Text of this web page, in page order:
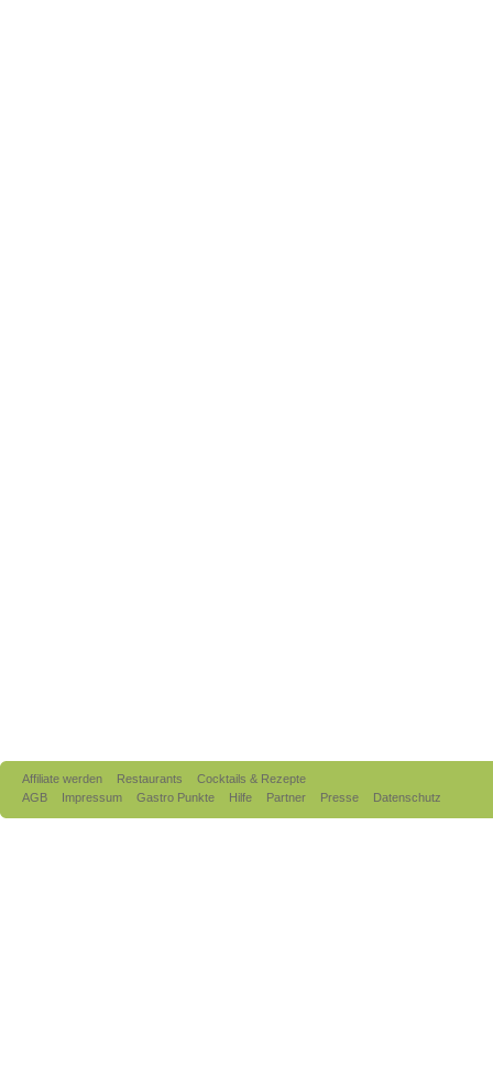
Affiliate werden Restaurants
Cocktails & Rezepte
AGB
Impressum Gastro Punkte Hilfe Partner Presse Datenschutz